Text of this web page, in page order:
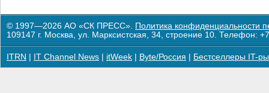
© 1997—2026 АО «СК ПРЕСС». Политика конфиденциальности
109147 г. Москва, ул. Марксистская, 34, строение 10. Телефон:
ITRN IT Channel News itWeek Byte/Россия Бестселлеры IT-